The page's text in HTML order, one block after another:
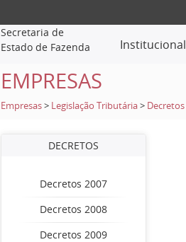
Secretaria de
Estado de Fazenda
Institucional
EMPRESAS
Empresas > Legislação Tributária > Decretos
DECRETOS
Decretos 2007
Decretos 2008
Decretos 2009